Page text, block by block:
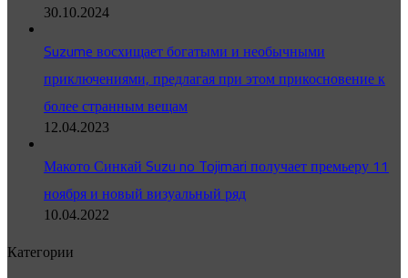
30.10.2024
Suzume восхищает богатыми и необычными
приключениями, предлагая при этом прикосновение к
более странным вещам
12.04.2023
Макото Синкай Suzu no Tojimari получает премьеру 11
ноября и новый визуальный ряд
10.04.2022
Категории